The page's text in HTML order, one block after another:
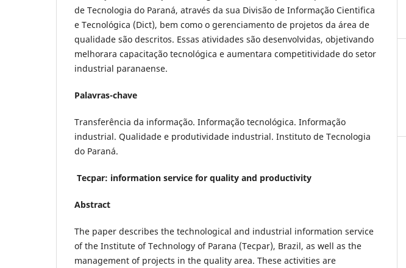
de Tecnologia do Paraná, através da sua Divisão de Informação Cientifica
e Tecnológica (Dict), bem como o gerenciamento de projetos da área de
qualidade são descritos. Essas atividades são desenvolvidas, objetivando
melhorara capacitação tecnológica e aumentara competitividade do setor
industrial paranaense.
Palavras-chave
Transferência da informação. Informação tecnológica. Informação
industrial. Qualidade e produtividade industrial. Instituto de Tecnologia
do Paraná.
Tecpar: information service for quality and productivity
Abstract
The paper describes the technological and industrial information service
of the Institute of Technology of Parana (Tecpar), Brazil, as well as the
management of projects in the quality area. These activities are